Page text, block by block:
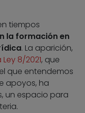
tiempos
la formación en
. La aparición,
Ley 8/2021, que
que entendemos
apoyos, ha
un espacio para